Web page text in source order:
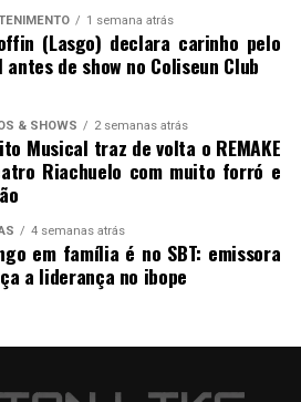
1 semana atrás
(Lasgo) declara carinho pelo
antes de show no Coliseun Club
& SHOWS 2 semanas atrás
Musical traz de volta o REMAKE
Riachuelo com muito forró e
4 semanas atrás
em família é no SBT: emissora
a liderança no ibope